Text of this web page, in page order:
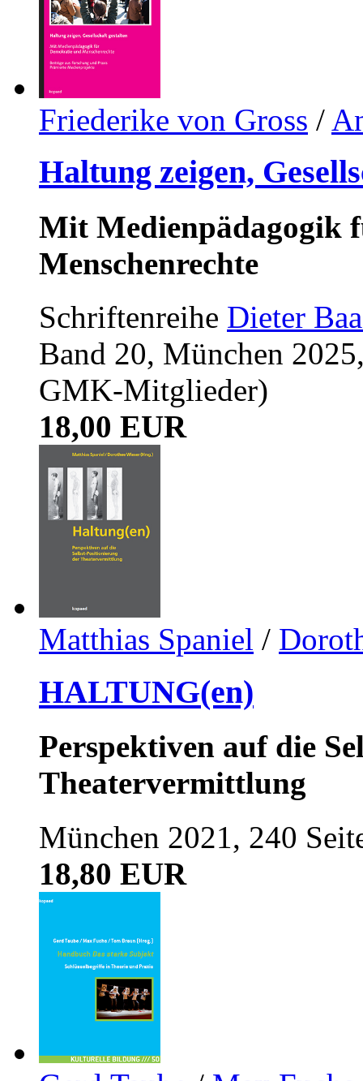
Friederike von Gross /
Haltung zeigen,
Mit Medienpädagogik
Menschenrechte
Schriftenreihe Dieter
Band 20, München
GMK-Mitglieder)
18,00 EUR
Matthias Spaniel /
HALTUNG(en)
Perspektiven auf die
Theatervermittlung
München 2021, 240
18,80 EUR